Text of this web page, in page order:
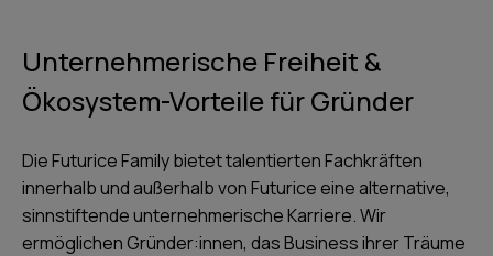
Unternehmerische Freiheit &
Ökosystem-Vorteile für Gründer
Die Futurice Family bietet talentierten Fachkräften
innerhalb und außerhalb von Futurice eine alternative,
sinnstiftende unternehmerische Karriere. Wir
ermöglichen Gründer:innen, das Business ihrer Träume